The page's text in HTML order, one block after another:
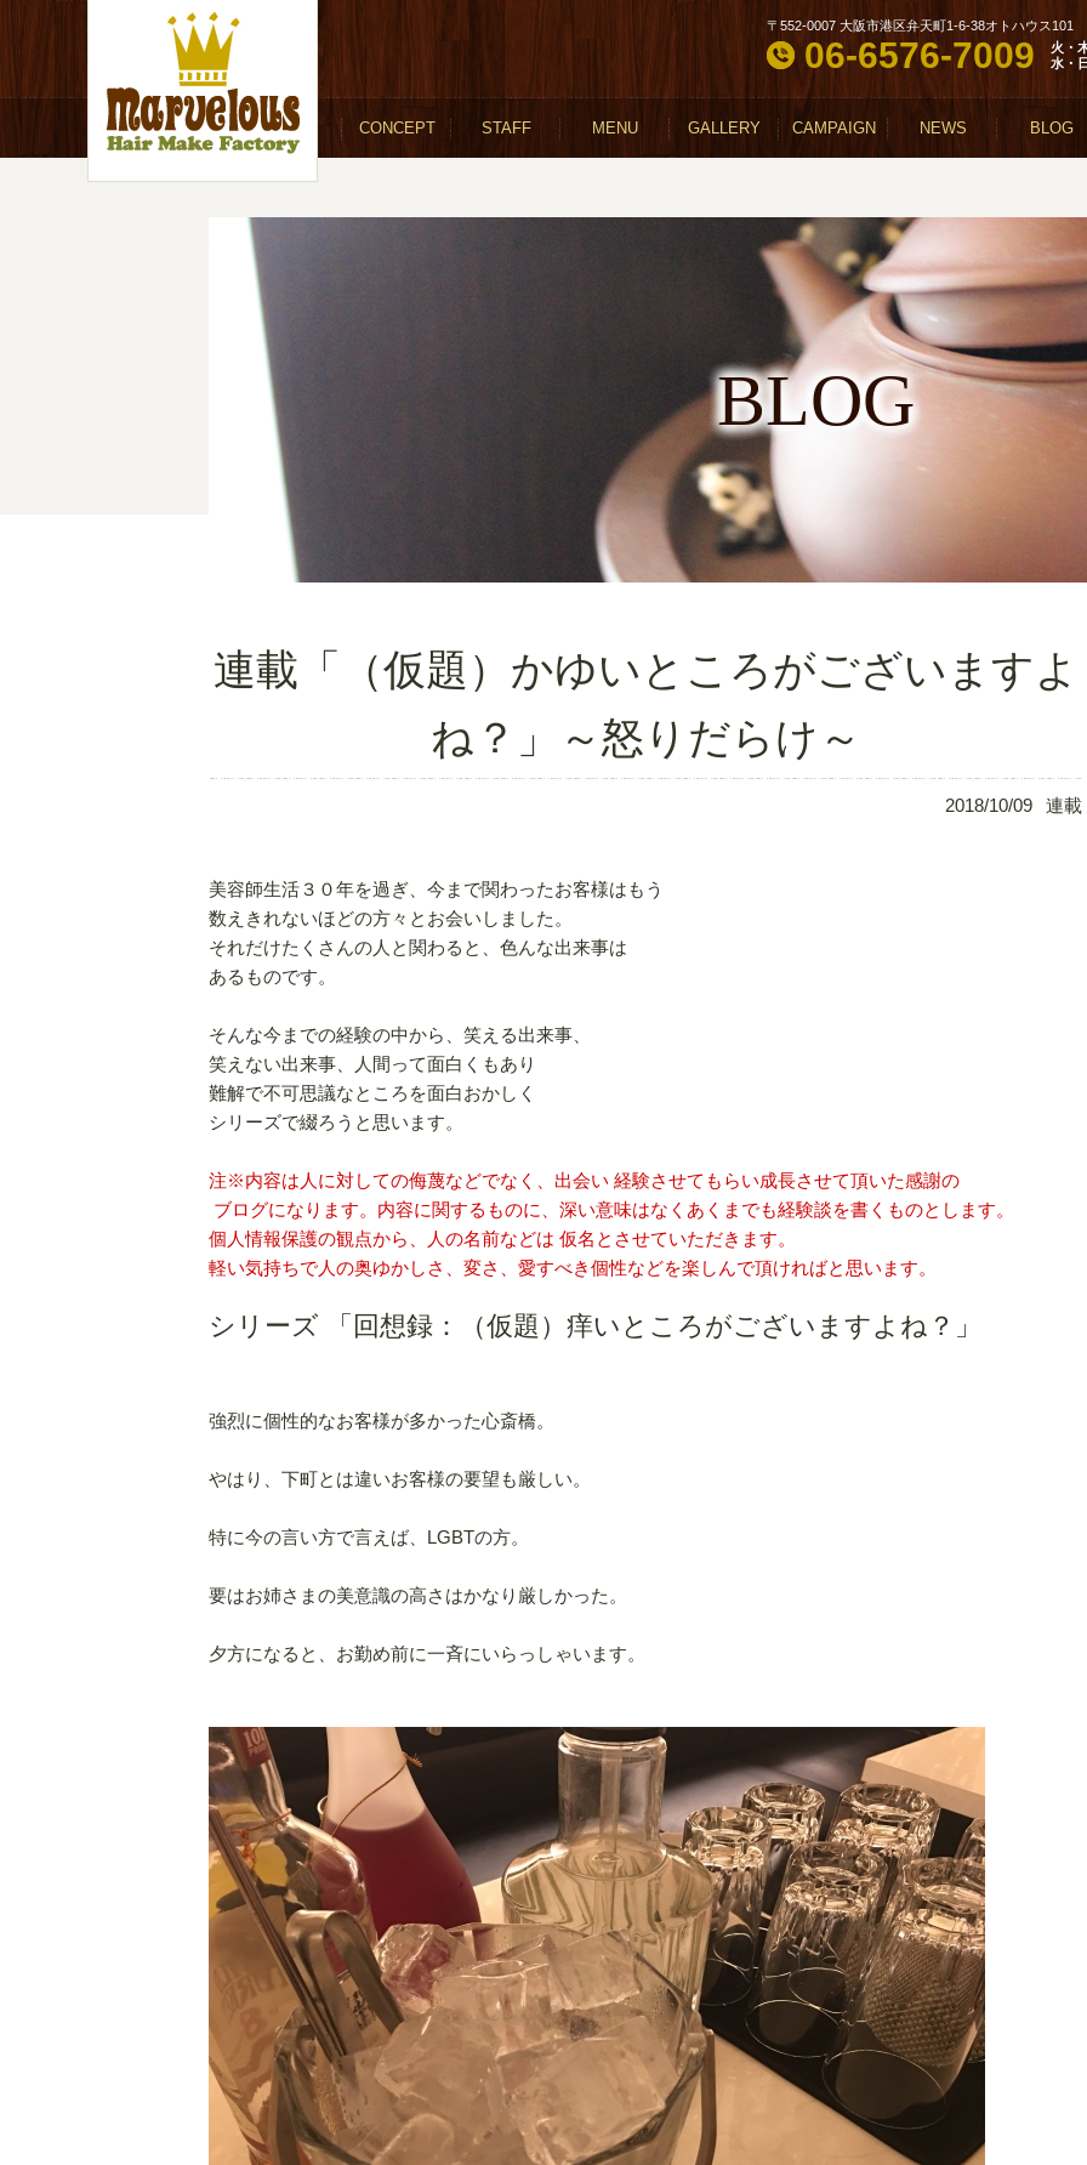
〒552-0007 大阪市港区弁天町1-6-38オトハウス101
06-6576-7009 火・
水・
CONCEPT STAFF MENU GALLERY CAMPAIGN NEWS BLOG
BLOG
連載「（仮題）かゆいところがございますよ
ね？」～怒りだらけ～
2018/10/09 連載
美容師生活３０年を過ぎ、今まで関わったお客様はもう
数えきれないほどの方々とお会いしました。
それだけたくさんの人と関わると、色んな出来事は
あるものです。
そんな今までの経験の中から、笑える出来事、
笑えない出来事、人間って面白くもあり
難解で不可思議なところを面白おかしく
シリーズで綴ろうと思います。
注※内容は人に対しての侮蔑などでなく、出会い 経験させてもらい成長させて頂いた感謝の
ブログになります。内容に関するものに、深い意味はなくあくまでも経験談を書くものとします。
個人情報保護の観点から、人の名前などは 仮名とさせていただきます。
軽い気持ちで人の奥ゆかしさ、変さ、愛すべき個性などを楽しんで頂ければと思います。
シリーズ 「回想録：（仮題）痒いところがございますよね？」
強烈に個性的なお客様が多かった心斎橋。
やはり、下町とは違いお客様の要望も厳しい。
特に今の言い方で言えば、LGBTの方。
要はお姉さまの美意識の高さはかなり厳しかった。
夕方になると、お勤め前に一斉にいらっしゃいます。